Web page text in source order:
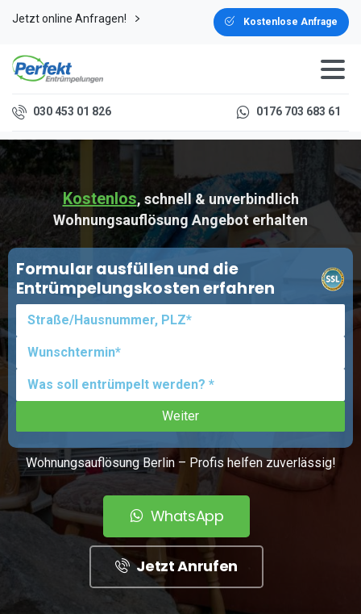
Jetzt online Anfragen! Kostenlose Anfrage
030 453 01 826 0176 703 683 61
Kostenlos, schnell & unverbindlich
Wohnungsauflösung Angebot erhalten
Formular ausfüllen und die
Entrümpelungskosten erfahren
Wohnungsauflösung Berlin – Profis helfen zuverlässig!
WhatsApp
Jetzt Anrufen